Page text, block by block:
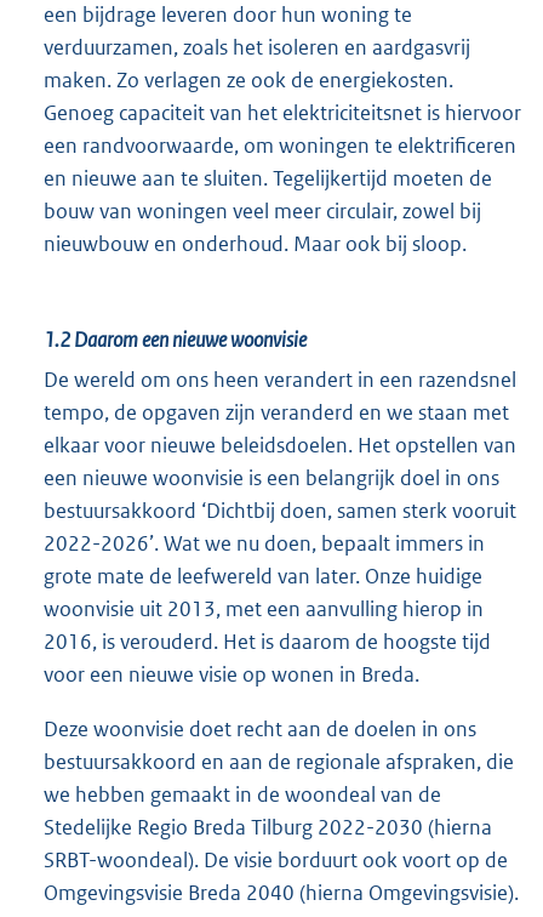
een bijdrage leveren door hun woning te
verduurzamen, zoals het isoleren en aardgasvrij
maken. Zo verlagen ze ook de energiekosten.
Genoeg capaciteit van het elektriciteitsnet is hiervoor
een randvoorwaarde, om woningen te elektrificeren
en nieuwe aan te sluiten. Tegelijkertijd moeten de
bouw van woningen veel meer circulair, zowel bij
nieuwbouw en onderhoud. Maar ook bij sloop.
1.2Daarom een nieuwe woonvisie
De wereld om ons heen verandert in een razendsnel
tempo, de opgaven zijn veranderd en we staan met
elkaar voor nieuwe beleidsdoelen. Het opstellen van
een nieuwe woonvisie is een belangrijk doel in ons
bestuursakkoord ‘Dichtbij doen, samen sterk vooruit
2022-2026’. Wat we nu doen, bepaalt immers in
grote mate de leefwereld van later. Onze huidige
woonvisie uit 2013, met een aanvulling hierop in
2016, is verouderd. Het is daarom de hoogste tijd
voor een nieuwe visie op wonen in Breda.
Deze woonvisie doet recht aan de doelen in ons
bestuursakkoord en aan de regionale afspraken, die
we hebben gemaakt in de woondeal van de
Stedelijke Regio Breda Tilburg 2022-2030 (hierna
SRBT-woondeal). De visie borduurt ook voort op de
Omgevingsvisie Breda 2040 (hierna Omgevingsvisie).